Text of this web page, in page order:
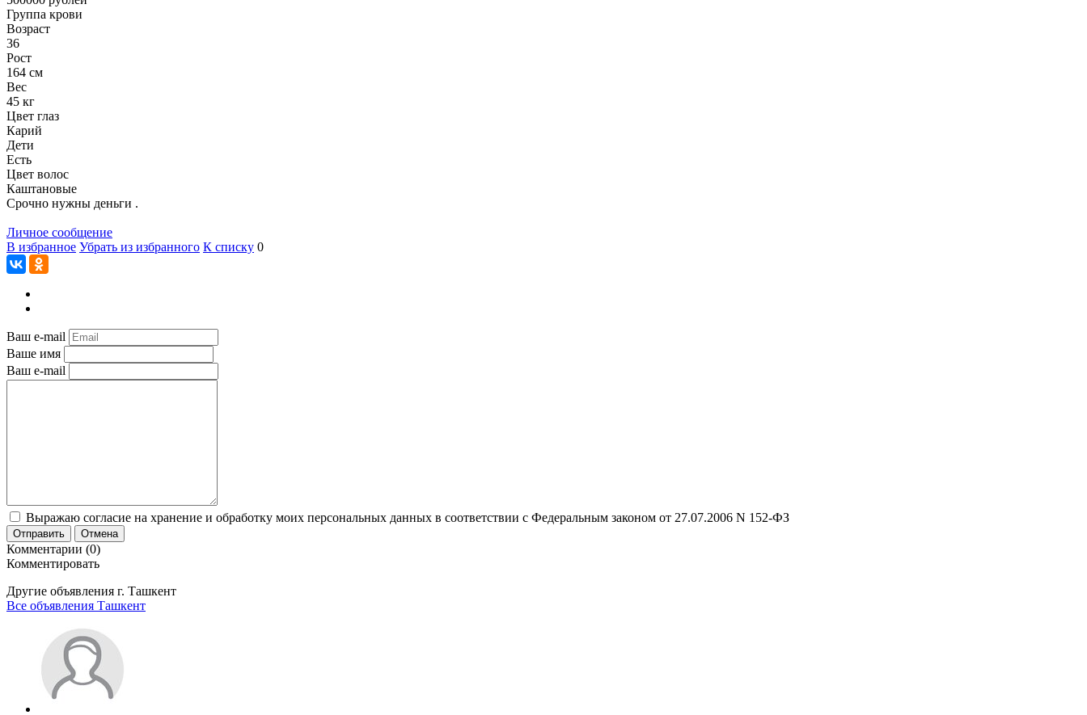
Группа крови
Возраст
36
Рост
164 см
Вес
45 кг
Цвет глаз
Карий
Дети
Есть
Цвет волос
Каштановые
Срочно нужны деньги .
Личное сообщение
В избранное Убрать из избранного К списку 0
Ваш e-mail
Ваше имя
Ваш e-mail
Выражаю согласие на хранение и обработку моих персональных данных в соответствии с Федеральным законом от 27.07.2006 N 152-ФЗ
Отправить Отмена
Комментарии (0)
Комментировать
Другие объявления г. Ташкент
Все объявления Ташкент